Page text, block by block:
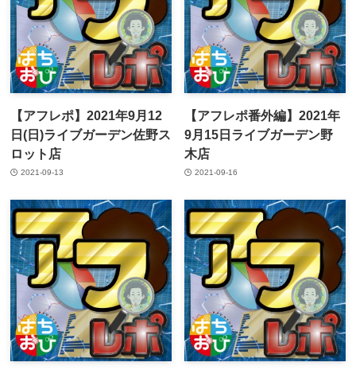
【アフレポ】2021年9月12
日(日)ライブガーデン佐野ス
ロット店
2021-09-13
【アフレポ番外編】2021年
9月15日ライブガーデン野
木店
2021-09-16